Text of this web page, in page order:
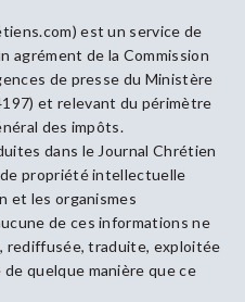
est un service de
agrément de la Commission
de presse du Ministère
et relevant du périmètre
des impôts.
dans le Journal Chrétien
propriété intellectuelle
et les organismes
de ces informations ne
rediffusée, traduite, exploitée
quelque manière que ce